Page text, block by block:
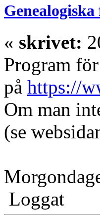
« skrivet:
Program
på https://
Om man
(se
Loggat